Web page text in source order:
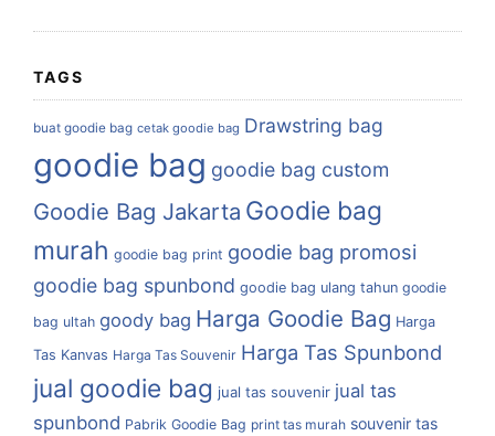
TAGS
buat goodie bag cetak goodie bag Drawstring bag
goodie bag goodie bag custom
Goodie Bag Jakarta Goodie bag
murah goodie bag print goodie bag promosi
goodie bag spunbond goodie bag ulang tahun goodie
bag ultah goody bag Harga Goodie Bag Harga
Tas Kanvas Harga Tas Souvenir Harga Tas Spunbond
jual goodie bag jual tas souvenir jual tas
spunbond Pabrik Goodie Bag print tas murah souvenir tas